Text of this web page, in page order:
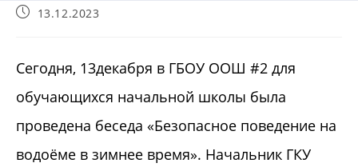
Запись13.12.2023
Сегодня, 13декабря в ГБОУ ООШ #2 для
обучающихся начальной школы была
проведена беседа «Безопасное поведение на
водоёме в зимнее время». Начальник ГКУ